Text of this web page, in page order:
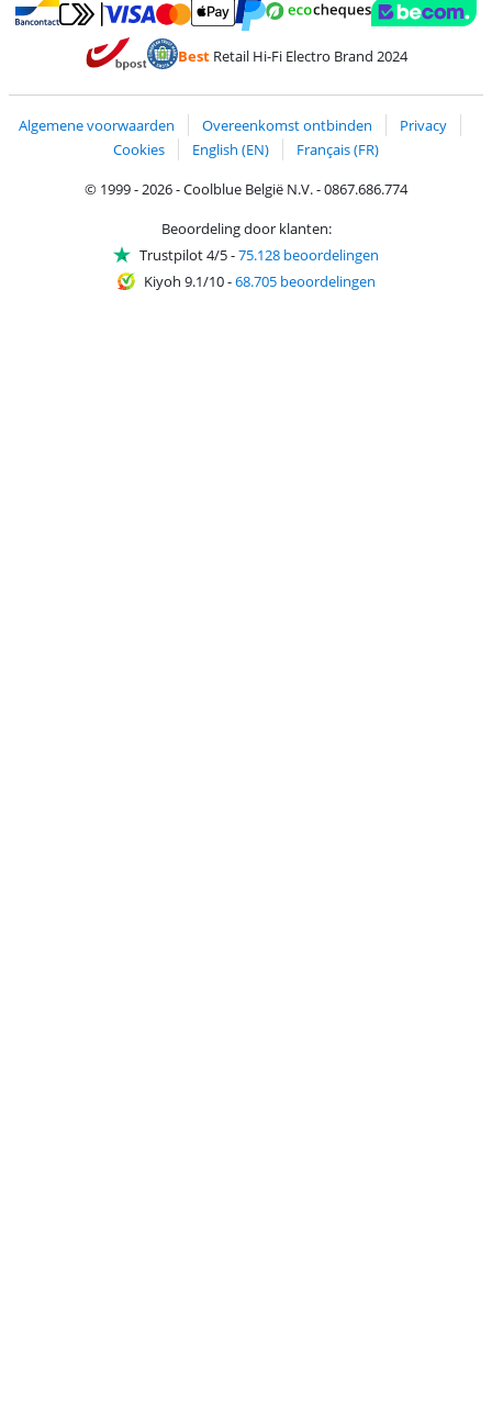
Betalen met Bancontact
Betalen met MasterCard en Visa via ClickToPay
BestRetail Hi-Fi Electro Brand 2024
Algemene voorwaarden Overeenkomst ontbinden
Privacy
Cookies
English (EN)
Français (FR)
© 1999 - 2026 - Coolblue België N.V. - 0867.686.774
Beoordeling door klanten:
Trustpilot 4/5-75.128 beoordelingen
Kiyoh 9.1/10-68.705 beoordelingen